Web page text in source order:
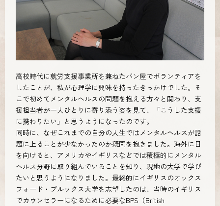
高校時代に就労支援事業所を兼ねたパン屋でボランティアを
したことが、私が心理学に興味を持ったきっかけでした。そ
こで初めてメンタルヘルスの問題を抱える方々と関わり、支
援担当者が一人ひとりに寄り添う姿を見て、「こうした支援
に携わりたい」と思うようになったのです。
同時に、なぜこれまでの自分の人生ではメンタルヘルスが話
題に上ることが少なかったのか疑問を抱きました。海外に目
を向けると、アメリカやイギリスなどでは積極的にメンタル
ヘルス分野に取り組んでいることを知り、現地の大学で学び
たいと思うようになりました。最終的にイギリスのオックス
フォード・ブルックス大学を志望したのは、当時のイギリス
でカウンセラーになるために必要なBPS（British